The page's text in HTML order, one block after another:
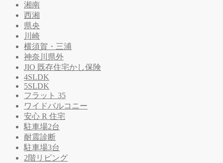
湘南
西湘
県央
川崎
横須賀・三浦
神奈川県外
JIO 既存住宅かし保険
4SLDK
5SLDK
フラット 35
ワイドバルコニー
安心 R 住宅
駐車場2台
耐震診断
駐車場3台
2階リビング